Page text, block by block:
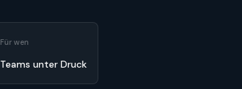
Für wen
Teams unter Druck